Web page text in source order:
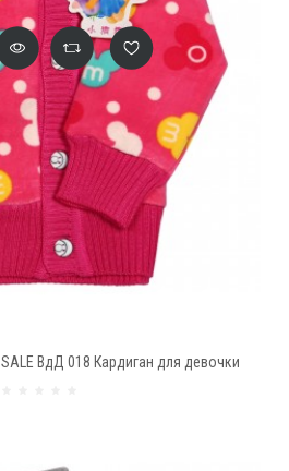
SALE ВдД 018 Кардиган для девочки